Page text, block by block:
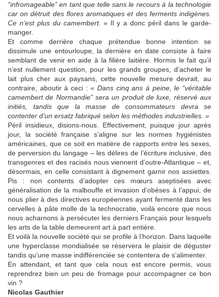
“infromageable” en tant que telle sans le recours à la technologie
car on détruit des flores aromatiques et des ferments indigènes.
Ce n’est plus du camembert. » Il y a donc péril dans le garde-
manger.
Et comme derrière chaque prétendue bonne intention se
dissimule une entourloupe, la dernière en date consiste à faire
semblant de venir en aide à la filière laitière. Hormis le fait qu’il
n’est nullement question, pour les grands groupes, d’acheter le
lait plus cher aux paysans, cette nouvelle mesure devrait, au
contraire, aboutir à ceci :« Dans cinq ans à peine, le “véritable
camembert de Normandie” sera un produit de luxe, réservé aux
initiés, tandis que la masse de consommateurs devra se
contenter d’un ersatz fabriqué selon les méthodes industrielles. »
Péril insidieux, disions-nous. Effectivement, puisque jour après
jour, la société française s’aligne sur les normes hygiénistes
américaines, que ce soit en matière de rapports entre les sexes,
de perversion du langage – les délires de l’écriture inclusive, des
transgenres et des racisés nous viennent d’outre-Atlantique – et,
désormais, en celle consistant à dignement garnir nos assiettes.
Pis : non contents d’adopter ces mœurs aseptisées avec
généralisation de la malbouffe et invasion d’obèses à l’appui, de
nous plier à des directives européennes ayant fermenté dans les
cervelles à pâte molle de la technocratie, voilà encore que nous
nous acharnons à persécuter les derniers Français pour lesquels
les arts de la table demeurent art à part entière.
Et voilà la nouvelle société qui se profile à l’horizon. Dans laquelle
une hyperclasse mondialisée se réservera le plaisir de déguster
tandis qu’une masse indifférenciée se contentera de s’alimenter.
En attendant, et tant que cela nous est encore permis, vous
reprendrez bien un peu de fromage pour accompagner ce bon
vin ?
Nicolas Gauthier